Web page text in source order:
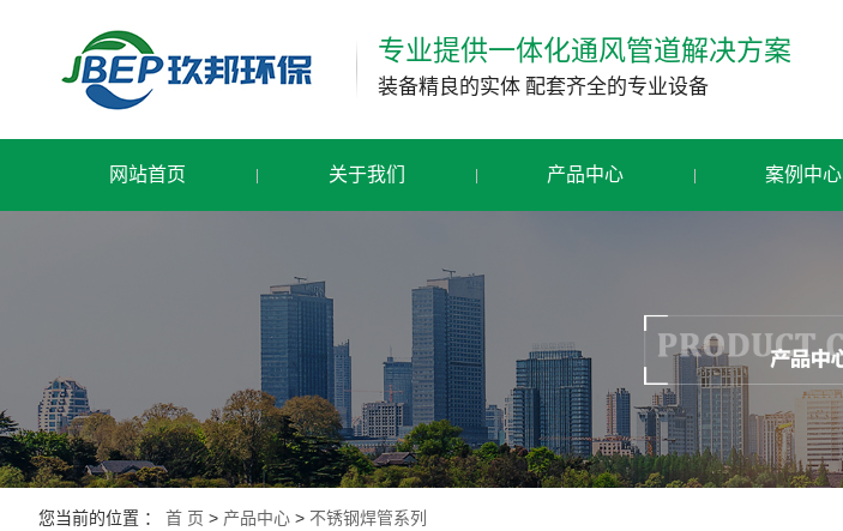
专业提供一体化通风管道解决方案
装备精良的实体 配套齐全的专业设备
网站首页 关于我们 产品中心 案例中心
您当前的位置 ： 首 页 > 产品中心 > 不锈钢焊管系列